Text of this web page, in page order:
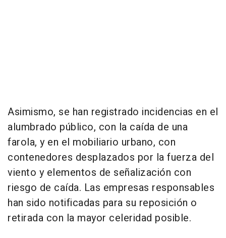
Asimismo, se han registrado incidencias en el
alumbrado público, con la caída de una
farola, y en el mobiliario urbano, con
contenedores desplazados por la fuerza del
viento y elementos de señalización con
riesgo de caída. Las empresas responsables
han sido notificadas para su reposición o
retirada con la mayor celeridad posible.